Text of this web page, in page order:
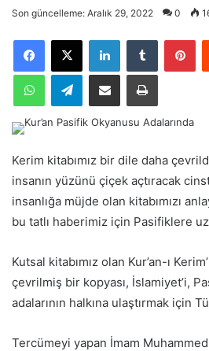
göndermek
Son güncelleme: Aralık 29, 2022 0
LinkedInTumblr
WhatsAppTelegramE-Posta ile paylaş Yazdır
Kerim kitabımız bir dile daha
insanın yüzünü çiçek açtıracak
insanlığa müjde olan kitabımızı
bu tatlı haberimiz için Pasifiklere
Kutsal kitabımız olan Kur’an-ı
çevrilmiş bir kopyası, İslamiyet’i,
adalarının halkına ulaştırmak için
Tercümeyi yapan İmam